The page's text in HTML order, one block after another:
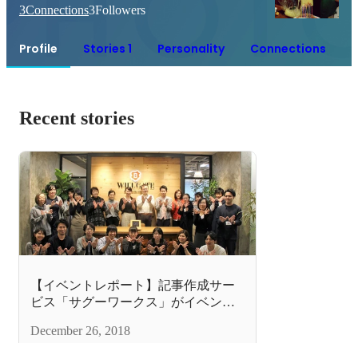
3Connections3Followers
Profile Stories 1 Personality Connections
Recent stories
【イベントレポート】記事作成サー
ビス「サグーワークス」がイベント
よう！”
December 26, 2018